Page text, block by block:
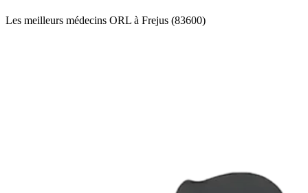
Les meilleurs médecins ORL à Frejus (83600)